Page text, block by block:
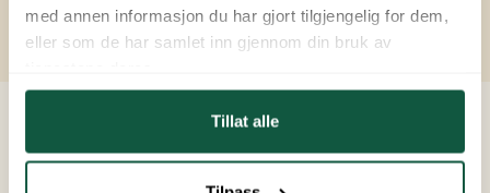
med annen informasjon du har gjort tilgjengelig for dem,
eller som de har samlet inn gjennom din bruk av
Tillat alle